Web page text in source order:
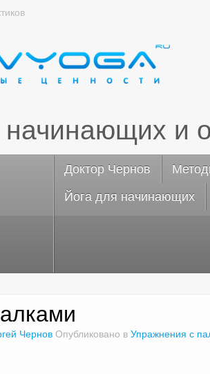
начинающих и
Доктор Чернов
Йога для начинающих
Чернов Опубликовано в Упражнения с